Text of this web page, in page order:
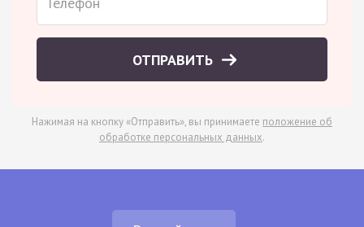
ОТПРАВИТЬ
Нажимая на кнопку «Отправить», вы принимаете положение об
обработке персональных данных.